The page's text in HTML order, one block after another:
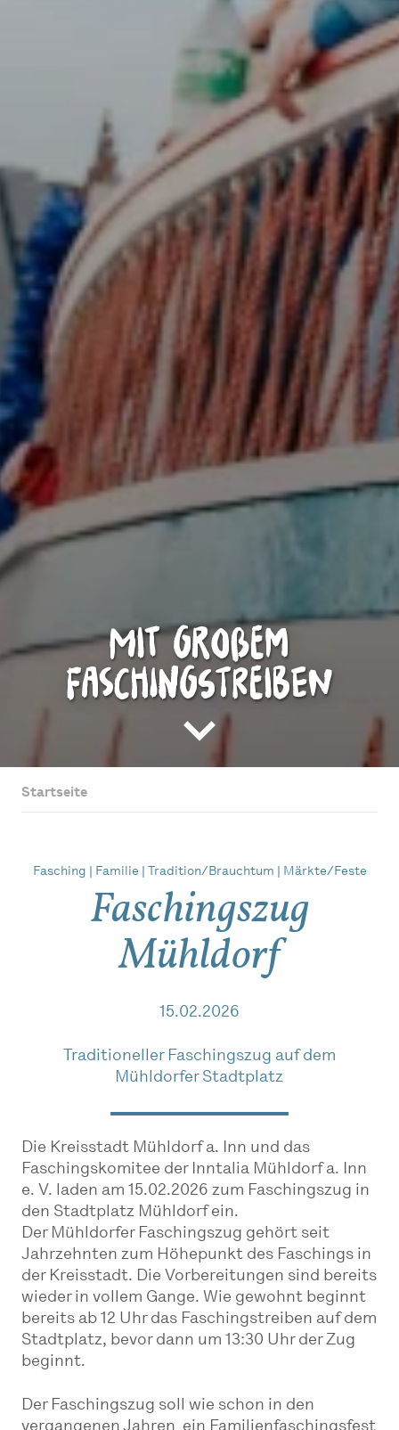
mit großem
Faschingstreiben
Startseite
Fasching | Familie | Tradition/Brauchtum | Märkte/Feste
Faschingszug
Mühldorf
15.02.2026
Traditioneller Faschingszug auf dem
Mühldorfer Stadtplatz
Die Kreisstadt Mühldorf a. Inn und das
Faschingskomitee der Inntalia Mühldorf a. Inn
e. V. laden am 15.02.2026 zum Faschingszug in
den Stadtplatz Mühldorf ein.
Der Mühldorfer Faschingszug gehört seit
Jahrzehnten zum Höhepunkt des Faschings in
der Kreisstadt. Die Vorbereitungen sind bereits
wieder in vollem Gange. Wie gewohnt beginnt
bereits ab 12 Uhr das Faschingstreiben auf dem
Stadtplatz, bevor dann um 13:30 Uhr der Zug
beginnt.
Der Faschingszug soll wie schon in den